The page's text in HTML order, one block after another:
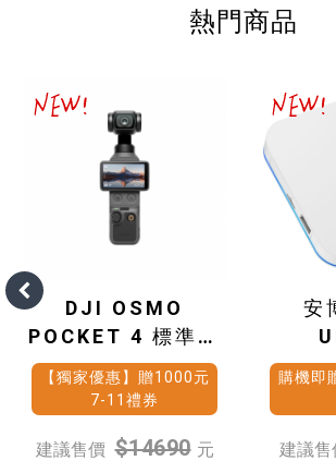
熱門商品
DJI OSMO
POCKET 4 標準套
裝
【獨家優惠】贈1000元
7-11禮券
建議售價 $14690 元
安
購機即
建議售